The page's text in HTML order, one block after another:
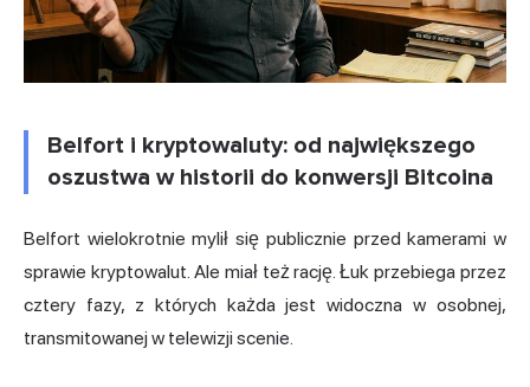
Belfort i kryptowaluty: od największego
oszustwa w historii do konwersji Bitcoina
Belfort wielokrotnie mylił się publicznie przed kamerami w
sprawie kryptowalut. Ale miał też rację. Łuk przebiega przez
cztery fazy, z których każda jest widoczna w osobnej,
transmitowanej w telewizji scenie.